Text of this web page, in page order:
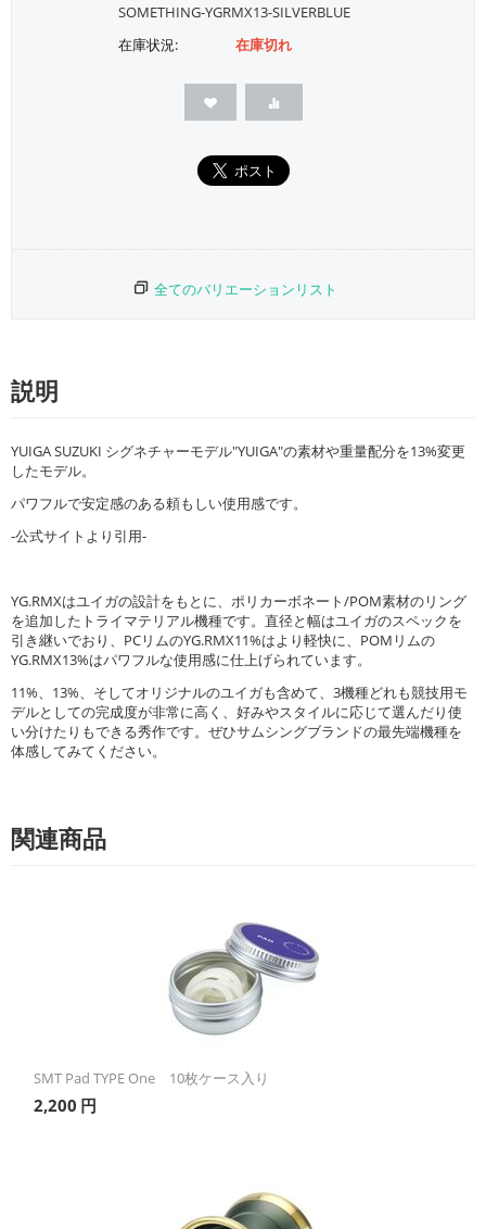
SOMETHING-YGRMX13-SILVERBLUE
在庫状況:
在庫切れ
全てのバリエーションリスト
説明
YUIGA SUZUKI シグネチャーモデル"YUIGA"の素材や重量配分を13%変更
したモデル。
パワフルで安定感のある頼もしい使用感です。
-公式サイトより引用-
YG.RMXはユイガの設計をもとに、ポリカーボネート/POM素材のリング
を追加したトライマテリアル機種です。直径と幅はユイガのスペックを
引き継いでおり、PCリムのYG.RMX11%はより軽快に、POMリムの
YG.RMX13%はパワフルな使用感に仕上げられています。
11%、13%、そしてオリジナルのユイガも含めて、3機種どれも競技用モ
デルとしての完成度が非常に高く、好みやスタイルに応じて選んだり使
い分けたりもできる秀作です。ぜひサムシングブランドの最先端機種を
体感してみてください。
関連商品
SMT Pad TYPE One 10枚ケース入り
2,200 円